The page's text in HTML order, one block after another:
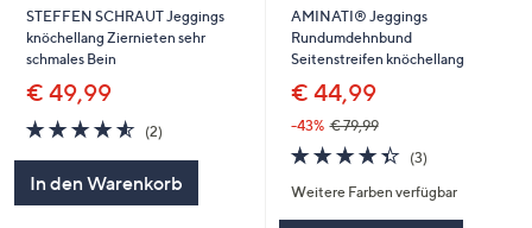
STEFFEN SCHRAUT Jeggings
knöchellang Ziernieten sehr
schmales Bein
€ 49,99
4.5
von
5
(2)
In den Warenkorb
AMINATI® Jeggings
Rundumdehnbund
Seitenstreifen knöchellang
€ 44,99
-43% € 79,99
4.3
von
5
(3)
Weitere Farben verfügbar